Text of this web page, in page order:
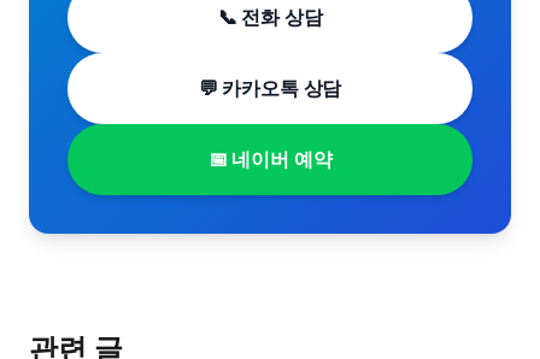
📞 전화 상담
💬 카카오톡 상담
📅 네이버 예약
관련 글